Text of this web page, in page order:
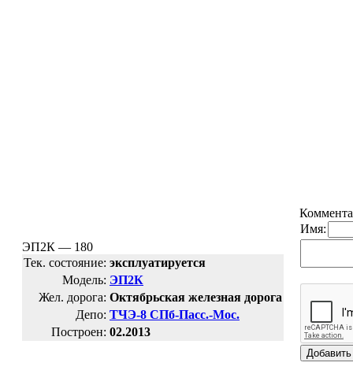
ЭП2К — 180
Тек. состояние: эксплуатируется
Модель: ЭП2К
Жел. дорога: Октябрьская железная дорога
Депо: ТЧЭ-8 СПб-Пасс.-Мос.
Построен: 02.2013
Имя: